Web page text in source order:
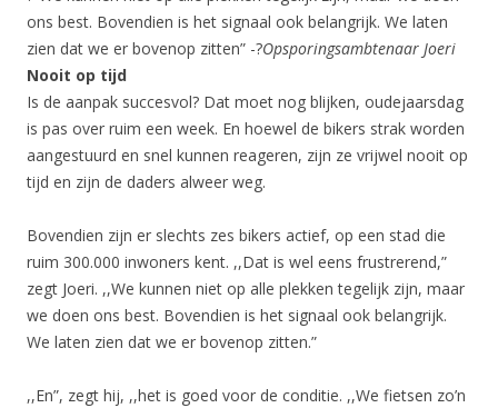
ons best. Bovendien is het signaal ook belangrijk. We laten
zien dat we er bovenop zitten” -?Opsporingsambtenaar Joeri
Nooit op tijd
Is de aanpak succesvol? Dat moet nog blijken, oudejaarsdag
is pas over ruim een week. En hoewel de bikers strak worden
aangestuurd en snel kunnen reageren, zijn ze vrijwel nooit op
tijd en zijn de daders alweer weg.
Bovendien zijn er slechts zes bikers actief, op een stad die
ruim 300.000 inwoners kent. ,,Dat is wel eens frustrerend,”
zegt Joeri. ,,We kunnen niet op alle plekken tegelijk zijn, maar
we doen ons best. Bovendien is het signaal ook belangrijk.
We laten zien dat we er bovenop zitten.”
,,En”, zegt hij, ,,het is goed voor de conditie. ,,We fietsen zo’n